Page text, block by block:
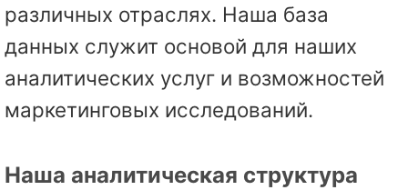
различных отраслях. Наша база
данных служит основой для наших
аналитических услуг и возможностей
маркетинговых исследований.
Наша аналитическая структура